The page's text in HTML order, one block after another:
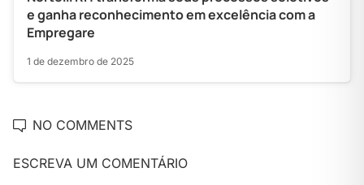
e ganha reconhecimento em excelência com a
Empregare
1 de dezembro de 2025
NO COMMENTS
ESCREVA UM COMENTÁRIO